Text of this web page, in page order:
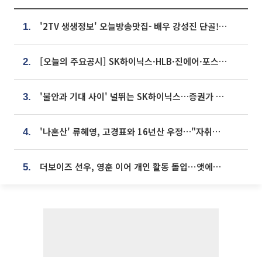
1. '2TV 생생정보' 오늘방송맛집- 배우 강성진 단골! 쌀국수ㆍ푸팟퐁 커리 맛집 '블○○○'
2. [오늘의 주요공시] SK하이닉스·HLB·진에어·포스코홀딩스·네이버·대우건설 등
3. '불안과 기대 사이' 널뛰는 SK하이닉스…증권가 "HBM4·LTA 기반 펀터멘털 견고"
4. '나혼산' 류혜영, 고경표와 16년산 우정…"자취방서 부모님과 마주쳐"
5. 더보이즈 선우, 영훈 이어 개인 활동 돌입⋯앳에어리어와 전속계약